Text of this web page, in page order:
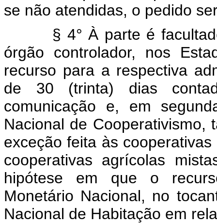
se não atendidas, o pedido
§ 4° À parte é facultado
órgão controlador, nos
recurso para a respectiva
de 30 (trinta) dias
comunicação e, em
Nacional de
exceção feita às
cooperativas agrícolas
hipótese em que o
Monetário Nacional, no
Nacional de Habitação em